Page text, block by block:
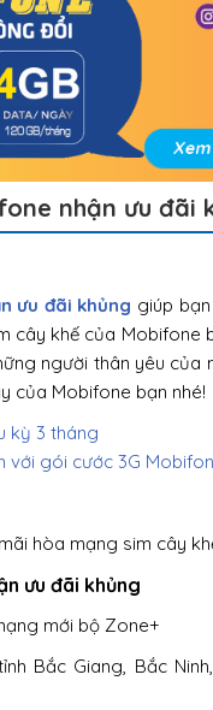
nhận ưu đãi
ưu đãi khủng giúp
cây khế của
người thân yêu của
của Mobifone bạn nhé!
kỳ 3 tháng
với gói cước 3G
hòa mạng sim cây
ưu đãi khủng
mới bộ Zone+
Bắc Giang, Bắc